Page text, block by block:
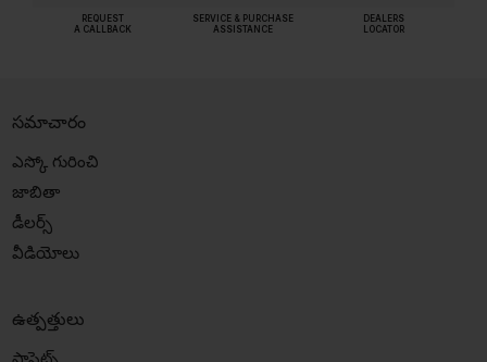
REQUEST
A CALLBACK
SERVICE & PURCHASE
ASSISTANCE
DEALERS
LOCATOR
సమాచారం
ఎస్కో గురించి
జాబితా
డీలర్స్
వీడియోలు
ఉత్పత్తులు
ఫాసెట్స్